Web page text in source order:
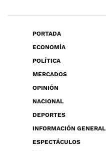
PORTADA
ECONOMÍA
POLÍTICA
MERCADOS
OPINIÓN
NACIONAL
DEPORTES
INFORMACIÓN GENERAL
ESPECTÁCULOS